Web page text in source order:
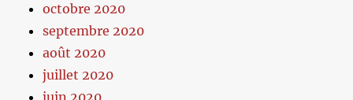
octobre 2020
septembre 2020
août 2020
juillet 2020